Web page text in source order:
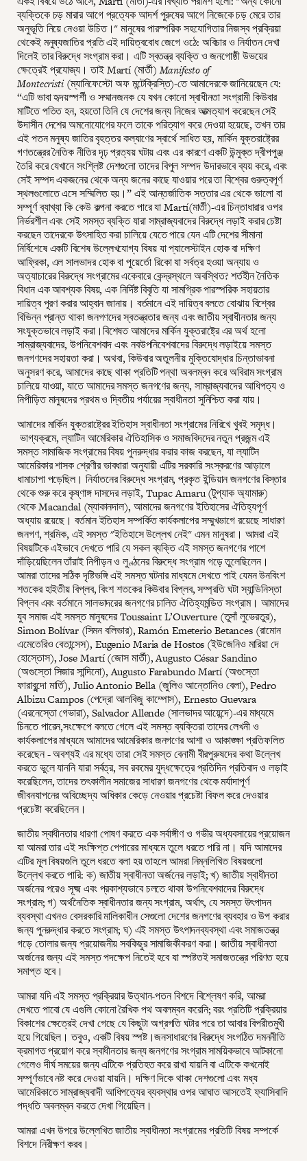
ব্যক্তিকে চড় মারার আগে প্রত্যেক আদর্শ পুরুষের আগে নিজেকে চড় মেরে তার
অনুভূতি নিয়ে নেওয়া উচিত।" মানুষের পারস্পরিক সহযোগিতার নিজস্ব প্রক্রিয়া
থেকেই মনুষ্যজাতির প্রতি এই দায়িত্ববোধ জেগে ওঠে: অবিচার ও নির্যাতন দেখা
দিলেই তার বিরুদ্ধে সংগ্রাম করা। এটি স্বতন্ত্র ব্যক্তি ও জনগোষ্ঠী উভয়ের
ক্ষেত্রেই প্রযোজ্য। তাই Martí (মার্তী)Manifesto of
Montecristi(ম্যানিফেস্টো অফ মন্টেক্রিস্তি)-তে আমাদেরকে জানিয়েছেন যে:
“এটি ভাবা হৃদয়স্পর্শী ও সম্মানজনক যে যখন কোনো স্বাধীনতা সংগ্রামী কিউবার
মাটিতে পতিত হন, হয়তো তিনি যে দেশের জন্য নিজের আত্মত্যাগ করেছেন সেই
উদাসীন দেশের অমনোযোগের ফলে তাকে পরিত্যাগ করে দেওয়া হয়েছে, তখন তার
এই পতন মনুষ্য জাতির বৃহত্তর কল্যাণের স্বার্থে সাধিত হয়, মার্কিন যুক্তরাষ্ট্রের
গণতন্ত্রের নৈতিক নীতির দৃঢ় প্রত্যয় ঘটায় এবং এর কারণে একটি উন্মুক্ত দ্বীপপুঞ্জ
তৈরি করে যেখানে সংশ্লিষ্ট দেশগুলো তাদের বিপুল সম্পদ উদারভাবে ব্যয় করে, এবং
সেই সম্পদ একজনের থেকে অন্য জনের কাছে যাওয়ার পরে তা বিশ্বের গুরুত্বপূর্ণ
স্থলগুলোতে এসে সম্মিলিত হয়।” এই আন্তর্জাতিক সত্তার এর থেকে ভালো বা
সম্পূর্ণ ব্যাখ্যা কি কেউ কল্পনা করতে পারে যা Martí(মার্তী)-এর চিন্তাধারার ওপর
নির্ভরশীল এবং সেই সমস্ত ব্যক্তি যারা সাম্রাজ্যবাদের বিরুদ্ধে লড়াই করার চেষ্টা
করছেন তাদেরকে উৎসাহিত করা চালিয়ে যেতে পারে যেন এটি দেশের সীমানা
নির্বিশেষে একটি বিশেষ উল্লেখযোগ্য বিষয় যা প্যালেস্টাইন হোক বা দক্ষিণ
আফ্রিকা, এল সালভাদর হোক বা পুয়ের্তো রিকো যা সর্বত্র হওয়া অন্যায় ও
অত্যাচারের বিরুদ্ধে সংগ্রামের একেবারে কেন্দ্রস্থলে অবস্থিত? শর্তহীন নৈতিক
বিধান এক আবশ্যক বিষয়, এক নির্দিষ্ট বিবৃতি যা সামগ্রিক পারস্পরিক সহায়তার
দায়িত্ব পূরণ করার আহ্বান জানায়। বর্তমানে এই দায়িত্ব বলতে বোঝায় বিশ্বের
বিভিন্ন প্রান্ত থাকা জনগণদের স্বতন্ত্রতার জন্য এবং জাতীয় স্বাধীনতার জন্য
সংযুক্তভাবে লড়াই করা।বিশেষত আমাদের মার্কিন যুক্তরাষ্ট্রে এর অর্থ হলো
সাম্রাজ্যবাদের, উপনিবেশবাদ এবং নবউপনিবেশবাদের বিরুদ্ধে লড়াইয়ে সমস্ত
জনগণদের সহায়তা করা। অথবা, কিউবার অতুলনীয় মুক্তিযোদ্ধার চিন্তাভাবনা
অনুসরণ করে, আমাদের কাছে থাকা প্রতিটি পন্থা অবলম্বন করে অবিরাম সংগ্রাম
চালিয়ে যাওয়া, যাতে আমাদের সমস্ত জনগণের জন্য, সাম্রাজ্যবাদের আধিপত্য ও
নিপীড়িত মানুষদের প্রথম ও দ্বিতীয় পর্যায়ের স্বাধীনতা সুনিশ্চিত করা যায়।
আমাদের মার্কিন যুক্তরাষ্ট্রের ইতিহাস স্বাধীনতা সংগ্রামের নিরিখে খুবই সমৃদ্ধ।
ভাগ্যক্রমে, ল্যাটিন আমেরিকার ঐতিহাসিক ও সমাজবিদদের নতুন প্রজন্ম এই
সমস্ত সামাজিক সংগ্রামের বিষয় পুনরুদ্ধার করার কাজ করছেন, যা ল্যাটিন
আমেরিকার শাসক শ্রেণীর ভাবধারা অনুযায়ী এটির সরকারি সংস্করণের আড়ালে
ধামাচাপা পড়েছিল। নির্যাতনের বিরুদ্ধে সংগ্রাম, প্রকৃত ইন্ডিয়ান জনগণের বিস্তার
থেকে শুরু করে কৃষ্ণাঙ্গ দাসদের লড়াই, Tupac Amaru (টুপ্যাক অ্যামারু)
থেকে Macandal (ম্যাকানদাল), আমাদের জনগণের ইতিহাসের ঐতিহ্যপূর্ণ
অধ্যায় রয়েছে। বর্তমান ইতিহাস সম্পর্কিত কার্যকলাপের সম্মুখভাগে রয়েছে সাধারণ
জনগণ, শ্রমিক, এই সমস্ত "ইতিহাসে উল্লেখ নেই" এমন মানুষরা। আমরা এই
বিষয়টিকে এইভাবে দেখতে পারি যে সকল ব্যক্তি এই সমস্ত জনগণের পাশে
দাঁড়িয়েছিলেন তাঁরাই নিপীড়ন ও লুণ্ঠনের বিরুদ্ধে সংগ্রাম গড়ে তুলেছিলেন।
আমরা তাদের সঠিক দৃষ্টিভঙ্গি এই সমস্ত ঘটনার মাধ্যমে দেখতে পাই যেমন উনবিংশ
শতকের হাইতীয় বিপ্লব, বিংশ শতকের কিউবার বিপ্লব, সম্প্রতি ঘটা স্যান্ডিনিস্তা
বিপ্লব এবং বর্তমানে সালভাদরের জনগণের চালিত ঐতিহ্যমন্ডিত সংগ্রাম। আমাদের
যুব সমাজ এই সমস্ত মানুষদের Toussaint L’Ouverture (তুসাঁ লুভেরতুর),
Simon Bolívar (সিমন বলিভার), Ramón Emeterio Betances (রামোন
এমেতেরিও বেতান্সেস), Eugenio Maria de Hostos (ইউজেনিও মারিয়া দে
হোস্তোস), Jose Martí (জোস মার্তী), Augusto César Sandino
(অগুস্তো সিজার সান্দিনো), Augusto Farabundo Martí (অগুস্তো
ফারাবুন্দো মার্তি), Julio Antonio Bella (জুলিও আন্তোনিও বেলা), Pedro
Albizu Campos (পেদ্রো আলবিজু কাম্পোস), Ernesto Guevara
(এরনেস্তো গেভারা), Salvador Allende (সালভাদর আয়েন্দে)-এর মাধ্যমে
চিনতে পারেন,সংক্ষেপে বলতে গেলে এই সমস্ত ব্যক্তিরা তাদের লেখনী ও
কার্যকলাপের মাধ্যমে আমাদের আমেরিকার জনগণের আশা ও আকাঙ্ক্ষা প্রতিফলিত
করেছেন - অবশ্যই এর মধ্যে তারা সেই সমস্ত বেনামী বীরপুরুষদের কথা উল্লেখ
করতে ভুলে যাননি যারা সর্বত্র, সব রকমের যুদ্ধক্ষেত্রে প্রতিদিন প্রতিবাদ ও লড়াই
করেছিলেন, তাদের তৎকালীন সমাজের সাধারণ জনগণের থেকে মর্যাদাপূর্ণ
জীবনযাপনের অবিচ্ছেদ্য অধিকার কেড়ে নেওয়ার প্রচেষ্টা বিফল করে দেওয়ার
প্রচেষ্টা করেছিলেন।
জাতীয় স্বাধীনতার ধারণা পোষণ করতে এক সর্বাঙ্গীণ ও গভীর অধ্যবসায়ের প্রয়োজন
যা আমরা তার এই সংক্ষিপ্ত পেপারের মাধ্যমে তুলে ধরতে পারি না। যদি আমাদের
এটির মূল বিষয়গুলি তুলে ধরতে বলা হয় তাহলে আমরা নিম্নলিখিত বিষয়গুলো
উল্লেখ করতে পারি: ক) জাতীয় স্বাধীনতা অর্জনের লড়াই; খ) জাতীয় স্বাধীনতা
অর্জনের পরেও সূক্ষ্ম এবং প্রকাশ্যভাবে চলতে থাকা উপনিবেশবাদের বিরুদ্ধে
সংগ্রাম; গ) অর্থনৈতিক স্বাধীনতার জন্য সংগ্রাম, অর্থাৎ, যে সমস্ত উৎপাদন
ব্যবস্থা এখনও বেসরকারি মালিকাধীন সেগুলো দেশের জনগণের ব্যবহার ও উপ করার
জন্য পুনরুদ্ধার করতে সংগ্রাম; ঘ) এই সমস্ত উৎপাদনব্যবস্থা এবং সমাজতন্ত্র
গড়ে তোলার জন্য প্রয়োজনীয় সবকিছুর সামাজিকীকরণ করা। জাতীয় স্বাধীনতা
অর্জনের জন্য এই সমস্ত পদক্ষেপ নিতেই হবে যা স্পষ্টতই সমাজতন্ত্রে পরিণত হয়ে
সমাপ্ত হবে।
আমরা যদি এই সমস্ত প্রক্রিয়ার উত্থান-পতন বিশদে বিশ্লেষণ করি, আমরা
দেখতে পাবো যে এগুলি কোনো রৈখিক পথ অবলম্বন করেনি; বরং প্রতিটি প্রক্রিয়ার
বিকাশের ক্ষেত্রেই দেখা গেছে যে কিছুটা অগ্রগতি ঘটার পরে তা আবার বিপরীতমুখী
হয়ে গিয়েছিল। তবুও, একটি বিষয় স্পষ্ট।জনসাধারণের বিরুদ্ধে সংগঠিত দমননীতি
ক্রমাগত প্রয়োগ করে স্বাধীনতার জন্য জনগণের সংগ্রাম সাময়িকভাবে আটকানো
গেলেও দীর্ঘ সময়ের জন্য এটিকে প্রতিহত করে রাখা যায়নি বা এটিকে কখনোই
সম্পূর্ণভাবে নষ্ট করে দেওয়া যায়নি। দক্ষিণ দিকে থাকা দেশগুলো এবং মধ্য
আমেরিকাতে সাম্রাজ্যবাদী আধিপত্যের ব্যবস্থার ওপর আঘাত আসতেই ফ্যাসিবাদি
পদ্ধতি অবলম্বন করতে দেখা গিয়েছিল।
আমরা এখন উপরে উল্লেখিত জাতীয় স্বাধীনতা সংগ্রামের প্রতিটি বিষয় সম্পর্কে
বিশদে নিরীক্ষণ করব।